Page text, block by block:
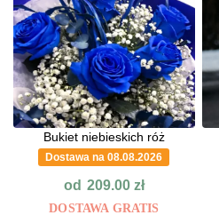
Bukiet niebieskich róż
Dostawa na 08.08.2026
od 209.00 zł
DOSTAWA GRATIS